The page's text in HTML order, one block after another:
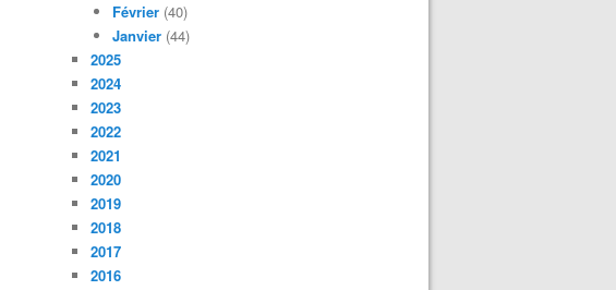
Février (40)
Janvier (44)
2025
2024
2023
2022
2021
2020
2019
2018
2017
2016